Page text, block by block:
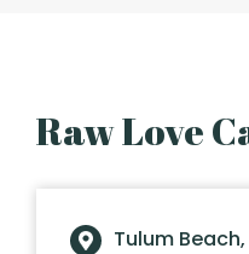
Raw Love
Tulum